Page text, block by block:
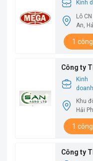
Kinh
Lô
An,
1
Công ty
Kinh
doanh
Khu
Hải
1
Công ty